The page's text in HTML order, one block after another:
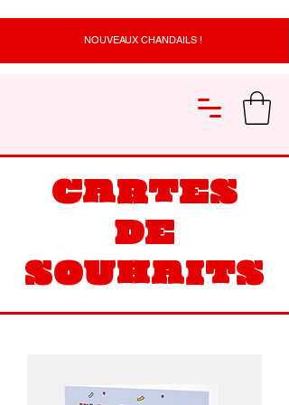
NOUVEAUX CHANDAILS !
CARTES
DE
SOUHAITS